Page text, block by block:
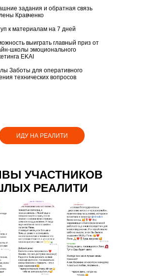
ИДУ НА РЕАЛИТИ
задания и обратная связь
Кравченко
к материалам на 7 дней
выиграть главный приз от
школы эмоционального
EKAI
Заботы для оперативного
технических вопросов
УЧАСТНИКОВ
РЕАЛИТИ